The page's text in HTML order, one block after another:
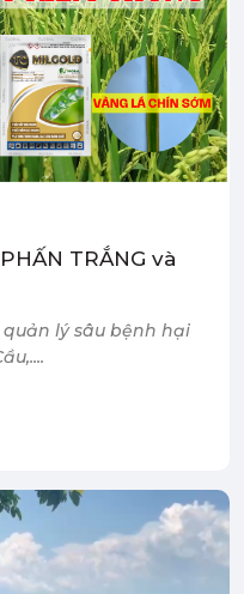
TRẮNG và
lý sâu bệnh hại